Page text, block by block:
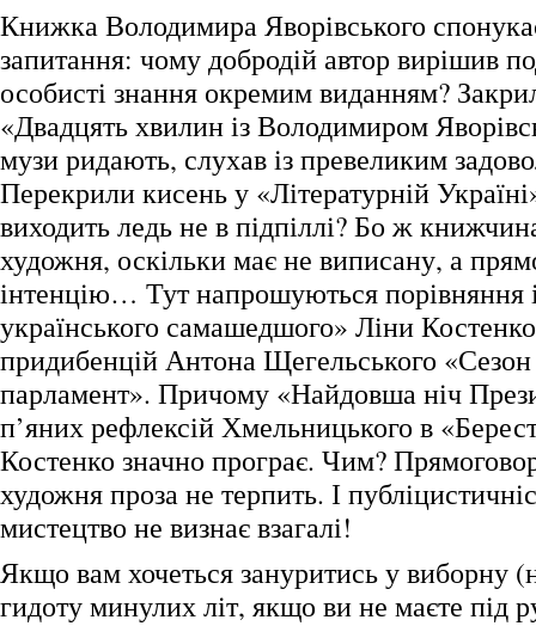
Книжка Володимира Яворівського
запитання: чому добродій автор вирішив
особисті знання окремим виданням?
«Двадцять хвилин із Володимиром
музи ридають, слухав із превеликим
Перекрили кисень у «Літературній
виходить ледь не в підпіллі? Бо ж
художня, оскільки має не виписану, а
інтенцію… Тут напрошуються порівняння
українського самашедшого» Ліни
придибенцій Антона Щегельського
парламент». Причому «Найдовша ніч
п’яних рефлексій Хмельницького в
Костенко значно програє. Чим?
художня проза не терпить. І
мистецтво не визнає взагалі!
Якщо вам хочеться зануритись у виборну
гидоту минулих літ, якщо ви не маєте під